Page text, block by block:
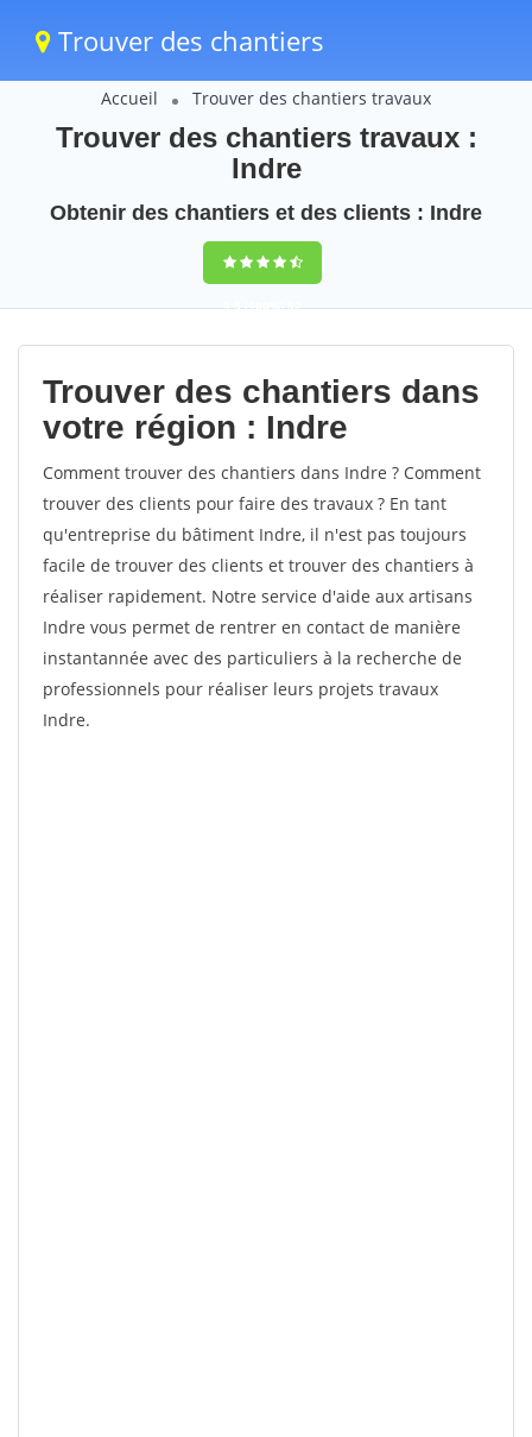
Trouver des chantiers
Accueil Trouver des chantiers travaux
Trouver des chantiers travaux :
Indre
Obtenir des chantiers et des clients : Indre
9,5(100%)52
votes
Trouver des chantiers dans
votre région : Indre
Comment trouver des chantiers dans Indre ? Comment
trouver des clients pour faire des travaux ? En tant
qu'entreprise du bâtiment Indre, il n'est pas toujours
facile de trouver des clients et trouver des chantiers à
réaliser rapidement. Notre service d'aide aux artisans
Indre vous permet de rentrer en contact de manière
instantannée avec des particuliers à la recherche de
professionnels pour réaliser leurs projets travaux
Indre.